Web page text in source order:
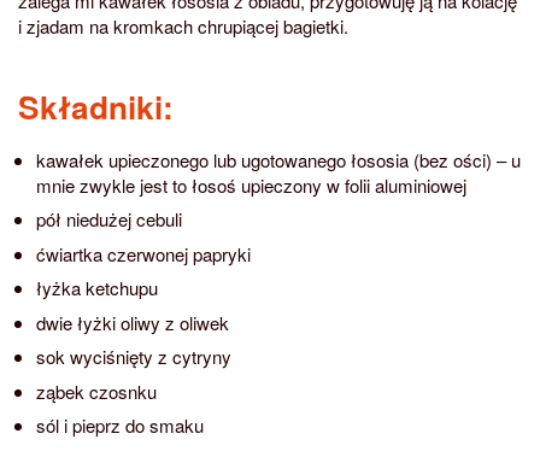
i zjadam na kromkach chrupiącej bagietki.
Składniki:
kawałek upieczonego lub ugotowanego łososia (bez ości) – u
mnie zwykle jest to łosoś upieczony w folii aluminiowej
pół niedużej cebuli
ćwiartka czerwonej papryki
łyżka ketchupu
dwie łyżki oliwy z oliwek
sok wyciśnięty z cytryny
ząbek czosnku
sól i pieprz do smaku